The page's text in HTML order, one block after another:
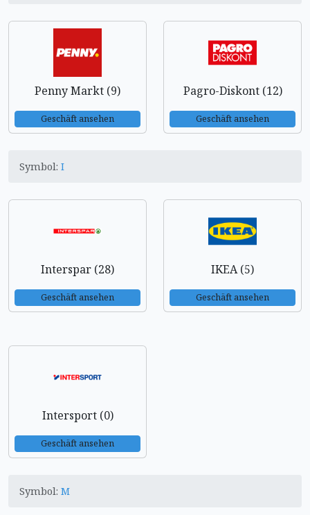
Penny Markt (9)
Geschäft ansehen
Pagro-Diskont (12)
Geschäft ansehen
Symbol: I
Interspar (28)
Geschäft ansehen
IKEA (5)
Geschäft ansehen
Intersport (0)
Geschäft ansehen
Symbol: M